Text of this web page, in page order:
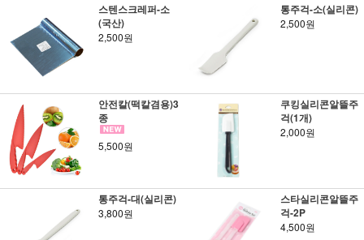
스텐스크레퍼-소
(국산)
2,500원
통주걱-소(실리콘)
2,500원
안전칼(떡칼겸용)3
종
5,500원
쿠킹실리콘알뜰주
걱(1개)
2,000원
통주걱-대(실리콘)
3,800원
스타실리콘알뜰주
걱-2P
4,500원